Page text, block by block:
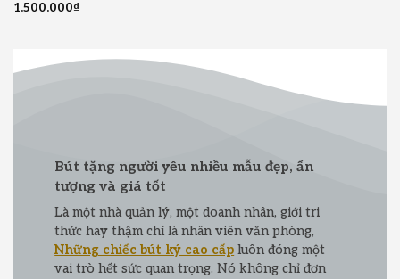
1.500.000₫
Bút tặng người yêu nhiều mẫu đẹp, ấn
tượng và giá tốt
Là một nhà quản lý, một doanh nhân, giới tri
thức hay thậm chí là nhân viên văn phòng,
Những chiếc bút ký cao cấp luôn đóng một
vai trò hết sức quan trọng. Nó không chỉ đơn